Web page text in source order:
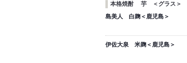
本格焼酎 芋 ＜グラス＞
島美人 白麹＜鹿児島＞
伊佐大泉 米麹＜鹿児島＞